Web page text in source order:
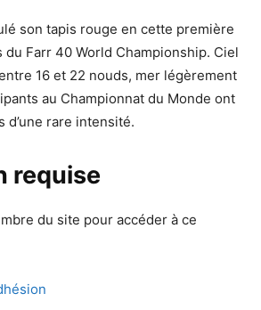
son tapis rouge en cette première
Farr 40 World Championship. Ciel
16 et 22 nouds, mer légèrement
au Championnat du Monde ont
d’une rare intensité.
requise
du site pour accéder à ce